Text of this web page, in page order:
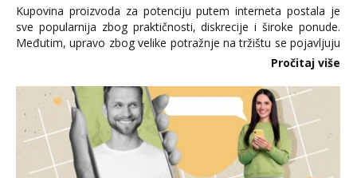
Kupovina proizvoda za potenciju putem interneta postala je
sve popularnija zbog praktičnosti, diskrecije i široke ponude.
Međutim, upravo zbog velike potražnje na tržištu se pojavljuju
i brojni krivotvoreni proizvodi, nepouzdane internetske
Pročitaj više